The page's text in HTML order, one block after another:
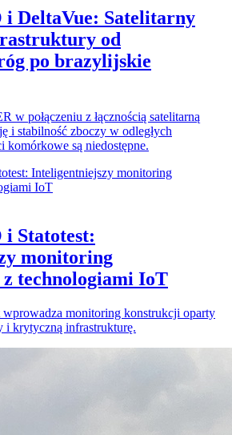
DeltaVue: Satelitarny
od
po brazylijskie
w połączeniu z łącznością satelitarną
i stabilność zboczy w odległych
komórkowe są niedostępne.
Statotest:
monitoring
technologiami IoT
wprowadza monitoring konstrukcji oparty
i krytyczną infrastrukturę.